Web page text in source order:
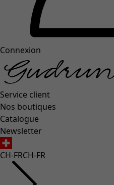
Connexion
Service client
Nos boutiques
Catalogue
Newsletter
CH-FRCH-FR